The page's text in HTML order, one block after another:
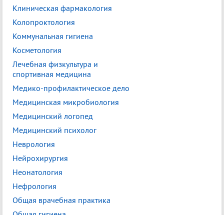
Клиническая фармакология
Колопроктология
Коммунальная гигиена
Косметология
Лечебная физкультура и
спортивная медицина
Медико-профилактическое дело
Медицинская микробиология
Медицинский логопед
Медицинский психолог
Неврология
Нейрохирургия
Неонатология
Нефрология
Общая врачебная практика